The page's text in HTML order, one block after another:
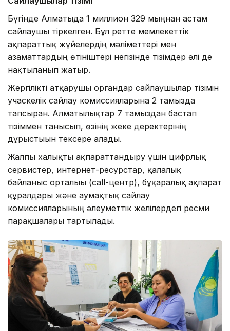
Бүгінде Алматыда 1 миллион 329 мыңнан астам
сайлаушы тіркелген. Бұл ретте мемлекеттік
ақпараттық жүйелердің мәліметтері мен
азаматтардың өтініштері негізінде тізімдер әлі де
нақтыланып жатыр.
Жергілікті атқарушы органдар сайлаушылар тізімін
учаскелік сайлау комиссияларына 2 тамызда
тапсырған. Алматылықтар 7 тамыздан бастап
тізіммен танысып, өзінің жеке деректерінің
дұрыстығын тексере алады.
Жалпы халықты ақпараттандыру үшін цифрлық
сервистер, интернет-ресурстар, қалалық
байланыс орталығы (call-центр), бұқаралық ақпарат
құралдары және аумақтық сайлау
комиссияларының әлеуметтік желілердегі ресми
парақшалары тартылады.